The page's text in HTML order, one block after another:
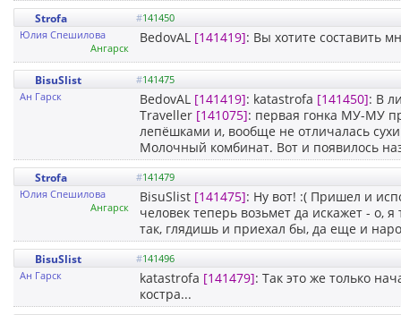
Strofa #141450
Юлия Спешилова
Ангарск
BedovAL [141419]: Вы хотите составить
BisuSlist #141475
Ан Гарск
BedovAL [141419]: katastrofa [141450]: В
Traveller [141075]: первая гонка МУ-МУ
лепёшками и, вообще не отличалась
Молочный комбинат. Вот и появилось
Strofa #141479
Юлия Спешилова
Ангарск
BisuSlist [141475]: Ну вот! :( Пришел и
человек теперь возьмет да искажет - о,
так, глядишь и приехал бы, да еще и
BisuSlist #141496
Ан Гарск
katastrofa [141479]: Так это же только
костра...